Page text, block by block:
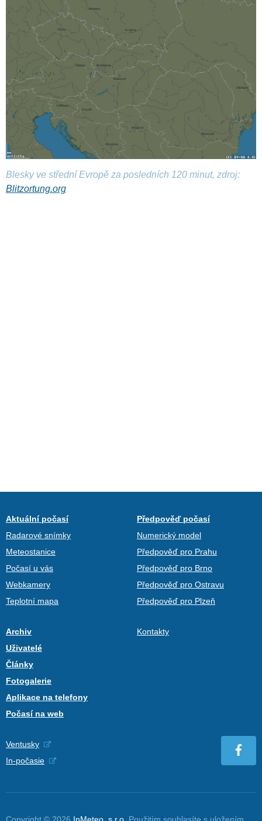
Blesky ve střední Evropě za posledních 120 minut, zdroj:
Blitzortung.org
Aktuální počasí
Radarové snímky
Meteostanice
Počasí u vás
Webkamery
Teplotní mapa
Předpověď počasí
Numerický model
Předpověď pro Prahu
Předpověď pro Brno
Předpověď pro Ostravu
Předpověď pro Plzeň
Archiv
Uživatelé
Články
Fotogalerie
Aplikace na telefony
Počasí na web
Kontakty
Ventusky
In-počasie
Copyright © 2026 InMeteo, s.r.o. Použitím souhlasíte s uložením